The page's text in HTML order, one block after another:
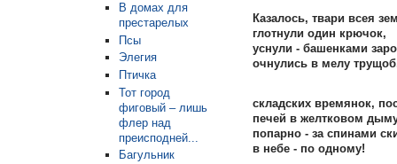
В домах для
престарелых
Псы
Элегия
Птичка
Тот город
фиговый – лишь
флер над
преисподней...
Багульник
Казалось, твари всея
глотнули один крючок,
уснули - башенками
очнулись в мелу
складских времянок,
печей в желтковом
попарно - за спинами
в небе - по одному!